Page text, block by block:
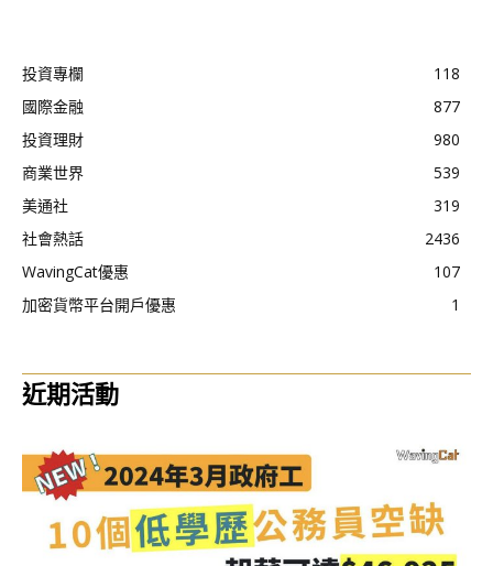
投資專欄
118
國際金融
877
投資理財
980
商業世界
539
美通社
319
社會熱話
2436
WavingCat優惠
107
加密貨幣平台開戶優惠
1
近期活動